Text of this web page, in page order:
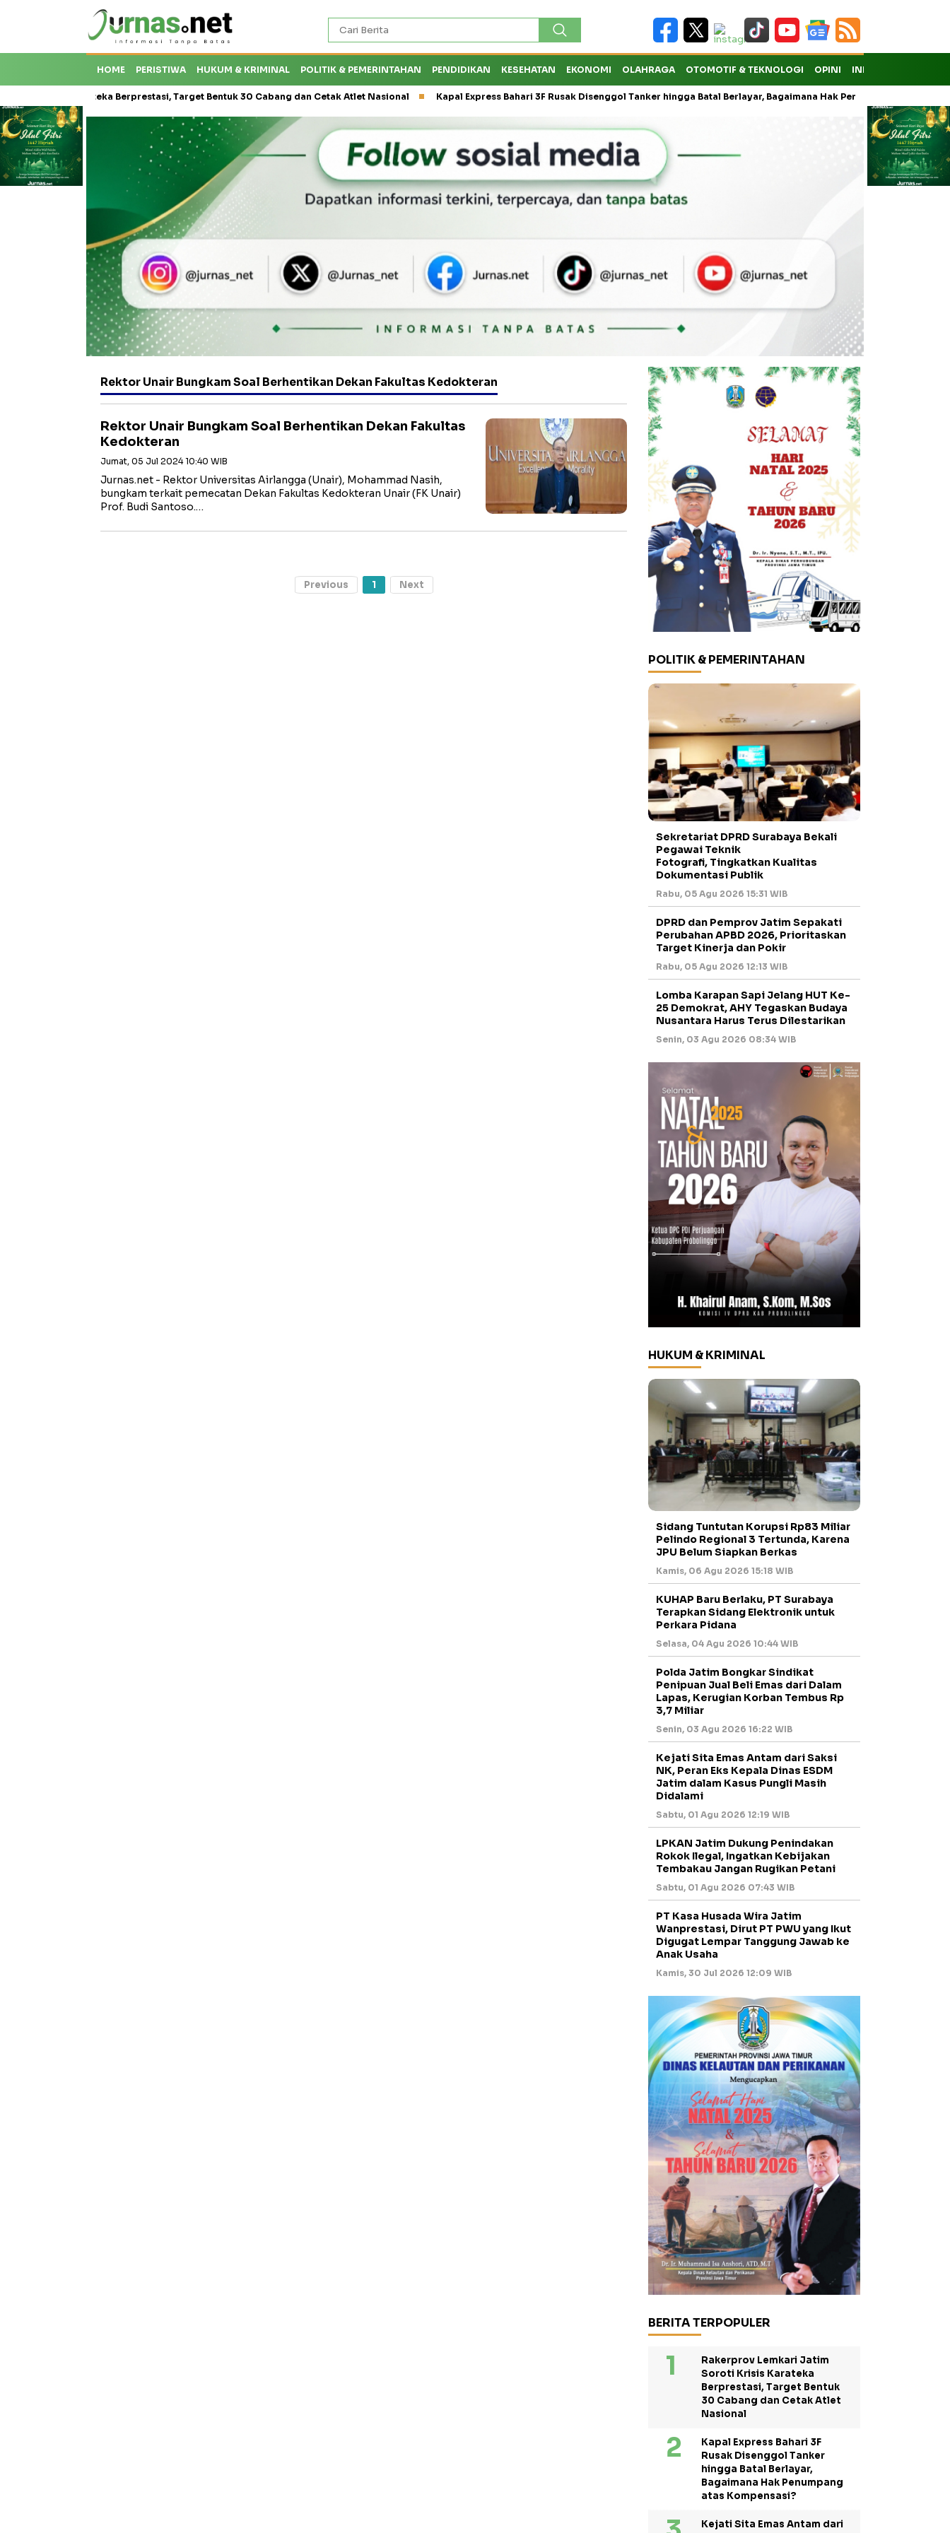
HOME PERISTIWA HUKUM & KRIMINAL POLITIK & PEMERINTAHAN PENDIDIKAN KESEHATAN EKONOMI OLAHRAGA OTOMOTIF & TEKNOLOGI OPINI INDEKS
Karateka Berprestasi, Target Bentuk 30 Cabang dan Cetak Atlet Nasional Kapal Express Bahari 3F Rusak Disenggol Tanker hingga Batal Berlayar, Bagaimana Hak Penumpang atas Kompensasi?
Rektor Unair Bungkam Soal Berhentikan Dekan Fakultas Kedokteran
Rektor Unair Bungkam Soal Berhentikan Dekan Fakultas
Kedokteran
Jumat, 05 Jul 2024 10:40 WIB
Jurnas.net - Rektor Universitas Airlangga (Unair), Mohammad Nasih,
bungkam terkait pemecatan Dekan Fakultas Kedokteran Unair (FK Unair)
Prof. Budi Santoso.…
Previous 1 Next
POLITIK & PEMERINTAHAN
Sekretariat DPRD Surabaya Bekali
Pegawai Teknik
Fotografi, Tingkatkan Kualitas
Dokumentasi Publik
Rabu, 05 Agu 2026 15:31 WIB
DPRD dan Pemprov Jatim Sepakati
Perubahan APBD 2026, Prioritaskan
Target Kinerja dan Pokir
Rabu, 05 Agu 2026 12:13 WIB
Lomba Karapan Sapi Jelang HUT Ke-
25 Demokrat, AHY Tegaskan Budaya
Nusantara Harus Terus Dilestarikan
Senin, 03 Agu 2026 08:34 WIB
HUKUM & KRIMINAL
Sidang Tuntutan Korupsi Rp83 Miliar
Pelindo Regional 3 Tertunda, Karena
JPU Belum Siapkan Berkas
Kamis, 06 Agu 2026 15:18 WIB
KUHAP Baru Berlaku, PT Surabaya
Terapkan Sidang Elektronik untuk
Perkara Pidana
Selasa, 04 Agu 2026 10:44 WIB
Polda Jatim Bongkar Sindikat
Penipuan Jual Beli Emas dari Dalam
Lapas, Kerugian Korban Tembus Rp
3,7 Miliar
Senin, 03 Agu 2026 16:22 WIB
Kejati Sita Emas Antam dari Saksi
NK, Peran Eks Kepala Dinas ESDM
Jatim dalam Kasus Pungli Masih
Didalami
Sabtu, 01 Agu 2026 12:19 WIB
LPKAN Jatim Dukung Penindakan
Rokok Ilegal, Ingatkan Kebijakan
Tembakau Jangan Rugikan Petani
Sabtu, 01 Agu 2026 07:43 WIB
PT Kasa Husada Wira Jatim
Wanprestasi, Dirut PT PWU yang Ikut
Digugat Lempar Tanggung Jawab ke
Anak Usaha
Kamis, 30 Jul 2026 12:09 WIB
BERITA TERPOPULER
Rakerprov Lemkari Jatim
Soroti Krisis Karateka
Berprestasi, Target Bentuk
30 Cabang dan Cetak Atlet
Nasional
Kapal Express Bahari 3F
Rusak Disenggol Tanker
hingga Batal Berlayar,
Bagaimana Hak Penumpang
atas Kompensasi?
Kejati Sita Emas Antam dari